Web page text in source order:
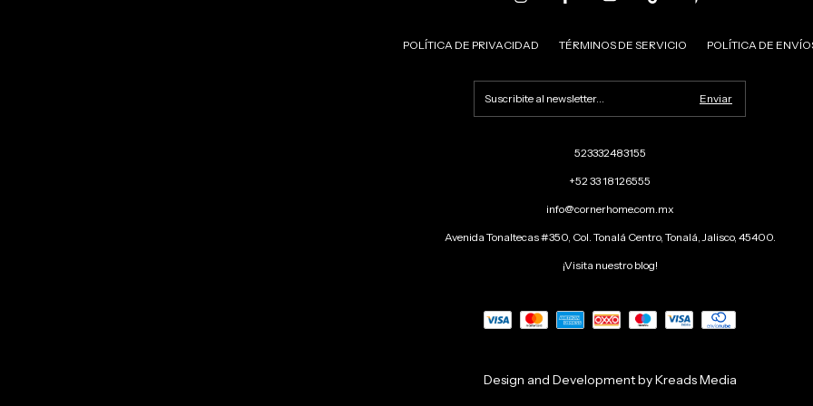
POLÍTICA DE PRIVACIDAD TÉRMINOS DE SERVICIO POLÍTICA DE
523332483155
+52 33 18126555
info@cornerhome.com.mx
Avenida Tonaltecas #350, Col. Tonalá Centro, Tonalá, Jalisco, 45400.
¡Visita nuestro blog!
Design and Development by Kreads Media